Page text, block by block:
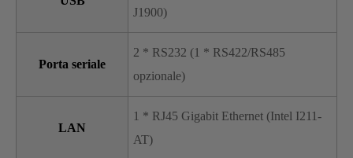
J1900)
Porta seriale
2 * RS232 (1 * RS422/RS485
opzionale)
LAN
1 * RJ45 Gigabit Ethernet (Intel I211-
AT)